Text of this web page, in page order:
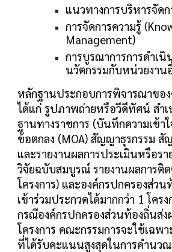
แนวทางการบริหารจัดก
การจัดการความรู้
Management)
การบูรณาการการดำเนิ
นวัตกรรมกับหน่วยงา
หลักฐานประกอบการพิจารณาขอ
ได้แก่ รูปภาพถ่ายหรือวีดีทัศน์ สำเ
ฐานทางราชการ (บันทึกความเข้า
ข้อตกลง (MOA) สัญญาธุรกรรม
และรายงานผลการประเมินหรือร
วิจัยฉบับสมบูรณ์ รายงานผลการติ
โครงการ) และองค์กรปกครองส่ว
เข้าร่วมประกวดได้มากกว่า 1 โคร
กรณีองค์กรปกครองส่วนท้องถิ่นส่ง
โครงการ คณะกรรมการจะใช้เฉพ
ที่ได้รับคะแนนสูงสุดในการคำนว